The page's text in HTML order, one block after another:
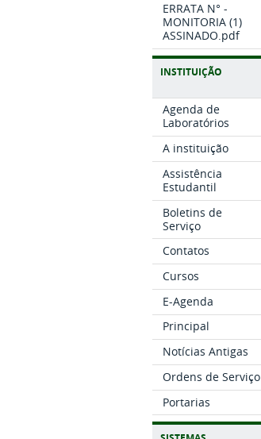
ERRATA N° -
MONITORIA (1)
ASSINADO.pdf
INSTITUIÇÃO
Agenda de
Laboratórios
A instituição
Assistência
Estudantil
Boletins de
Serviço
Contatos
Cursos
E-Agenda
Principal
Notícias Antigas
Ordens de Serviço
Portarias